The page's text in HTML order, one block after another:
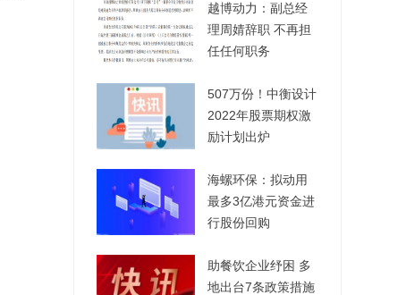
越博动力：副总经
理周婧辞职 不再担
任任何职务
507万份！中衡设计
2022年股票期权激
励计划出炉
海螺环保：拟动用
最多3亿港元资金进
行股份回购
助餐饮企业纾困 多
地出台7条政策措施